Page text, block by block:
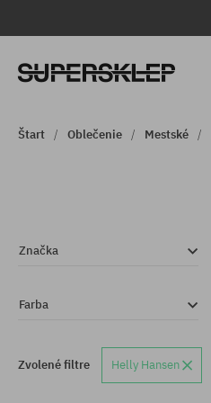
Štart Oblečenie Mestské
Značka
Farba
Zvolené filtre Helly Hansen